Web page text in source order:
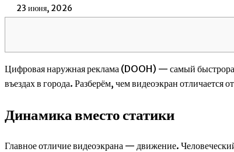
23 июня, 2026
Цифровая наружная реклама (DOOH) — самый
въездах в города. Разберём, чем видеоэкран отличается
Динамика вместо статики
Главное отличие видеоэкрана — движение.